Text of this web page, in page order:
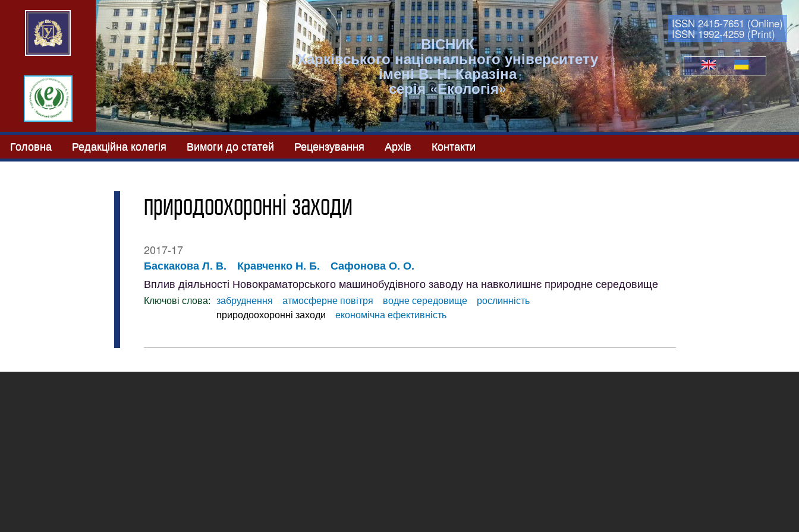
Мови
ВІСНИК
Харківського національного університету
імені В. Н. Каразіна
серія «Екологія»
ISSN 2415-7651 (Online)
ISSN 1992-4259 (Print)
Головна Редакційна колегія Вимоги до статей Рецензування Архів Контакти
природоохоронні заходи
2017-17
Баскакова Л. В.
Кравченко Н. Б. Сафонова О. О.
Вплив діяльності Новокраматорського машинобудівного заводу на навколишнє природне середовище
Ключові слова: забруднення атмосферне повітря водне середовище
рослинність
природоохоронні заходи
економічна ефективність